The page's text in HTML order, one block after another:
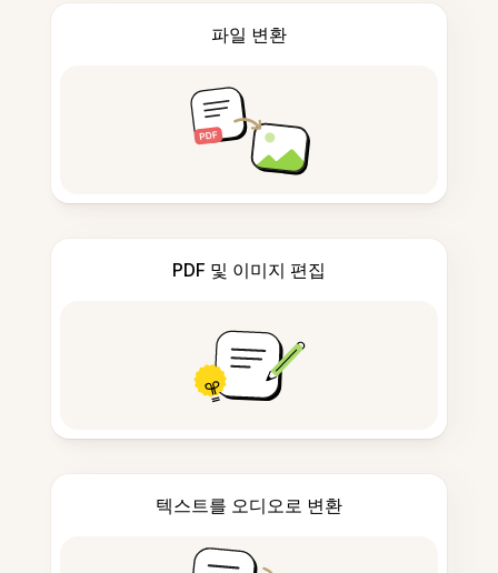
파일 변환
PDF 및 이미지 편집
텍스트를 오디오로 변환